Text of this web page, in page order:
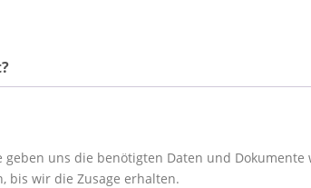
uns die benötigten Daten und Dokumente
bis wir die Zusage erhalten.